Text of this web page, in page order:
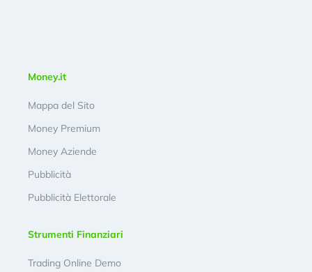
Money.it
Mappa del Sito
Money Premium
Money Aziende
Pubblicità
Pubblicità Elettorale
Strumenti Finanziari
Trading Online Demo